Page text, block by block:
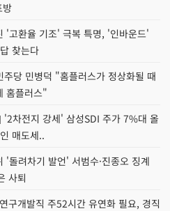
방
'고환율 기조' 극복 특명, '인바운드'
찾는다
당 민병덕 "홈플러스가 정상화될 때
홈플러스"
'2차전지 강세' 삼성SDI 주가 7%대 올
매도세..
'돌려차기 발언' 서범수·진종오 징계
사퇴
구개발직 주52시간 유연화 필요, 경직